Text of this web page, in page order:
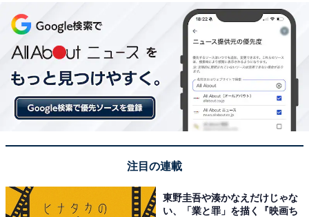
注目の連載
東野圭吾や湊かなえだけじゃな
い、「業と罪」を描く『映画ち